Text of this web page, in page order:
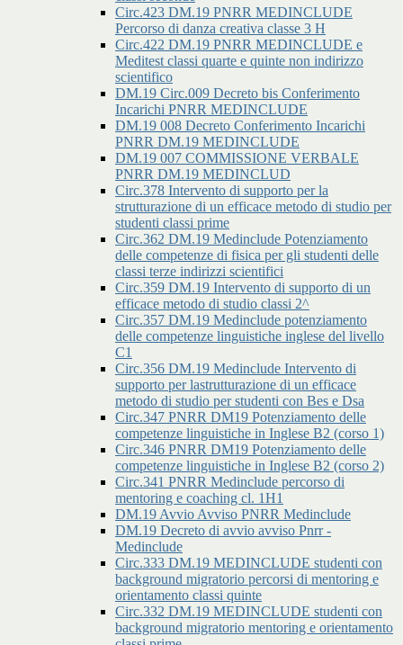
Circ.423 DM.19 PNRR MEDINCLUDE
Percorso di danza creativa classe 3 H
Circ.422 DM.19 PNRR MEDINCLUDE e
Meditest classi quarte e quinte non indirizzo
scientifico
DM.19 Circ.009 Decreto bis Conferimento
Incarichi PNRR MEDINCLUDE
DM.19 008 Decreto Conferimento Incarichi
PNRR DM.19 MEDINCLUDE
DM.19 007 COMMISSIONE VERBALE
PNRR DM.19 MEDINCLUD
Circ.378 Intervento di supporto per la
strutturazione di un efficace metodo di studio per
studenti classi prime
Circ.362 DM.19 Medinclude Potenziamento
delle competenze di fisica per gli studenti delle
classi terze indirizzi scientifici
Circ.359 DM.19 Intervento di supporto di un
efficace metodo di studio classi 2^
Circ.357 DM.19 Medinclude potenziamento
delle competenze linguistiche inglese del livello
C1
Circ.356 DM.19 Medinclude Intervento di
supporto per lastrutturazione di un efficace
metodo di studio per studenti con Bes e Dsa
Circ.347 PNRR DM19 Potenziamento delle
competenze linguistiche in Inglese B2 (corso 1)
Circ.346 PNRR DM19 Potenziamento delle
competenze linguistiche in Inglese B2 (corso 2)
Circ.341 PNRR Medinclude percorso di
mentoring e coaching cl. 1H1
DM.19 Avvio Avviso PNRR Medinclude
DM.19 Decreto di avvio avviso Pnrr -
Medinclude
Circ.333 DM.19 MEDINCLUDE studenti con
background migratorio percorsi di mentoring e
orientamento classi quinte
Circ.332 DM.19 MEDINCLUDE studenti con
background migratorio mentoring e orientamento